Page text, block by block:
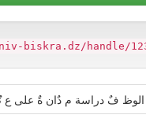
biskra.dz/handle/
فٌ دراسة م دٌان ةٌ على ع